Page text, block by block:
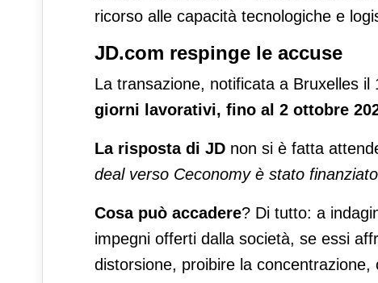
ricorso alle capacità tecnologiche e
JD.com respinge le accuse
La transazione, notificata a Bruxelles il
giorni lavorativi, fino al 2 ottobre
La risposta di JD non si è fatta
deal verso Ceconomy è stato
Cosa può accadere? Di tutto: a
impegni offerti dalla società, se essi
distorsione, proibire la